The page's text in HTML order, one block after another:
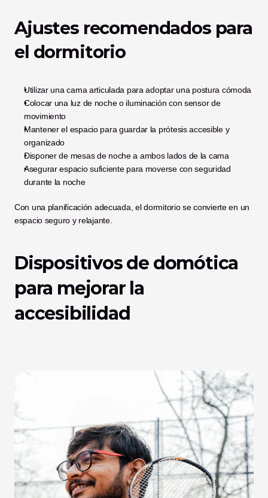
Ajustes recomendados para
el dormitorio
Utilizar una cama articulada para adoptar una postura cómoda
Colocar una luz de noche o iluminación con sensor de
movimiento
Mantener el espacio para guardar la prótesis accesible y
organizado
Disponer de mesas de noche a ambos lados de la cama
Asegurar espacio suficiente para moverse con seguridad
durante la noche
Con una planificación adecuada, el dormitorio se convierte en un
espacio seguro y relajante.
Dispositivos de domótica
para mejorar la
accesibilidad